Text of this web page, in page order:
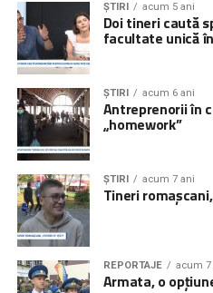
ȘTIRI acum 5 ani
Doi tineri caută
facultate unică
ȘTIRI acum 6 ani
Antreprenorii în
„homework”
ȘTIRI acum 7 ani
Tineri
REPORTAJE acum 7
Armata, o